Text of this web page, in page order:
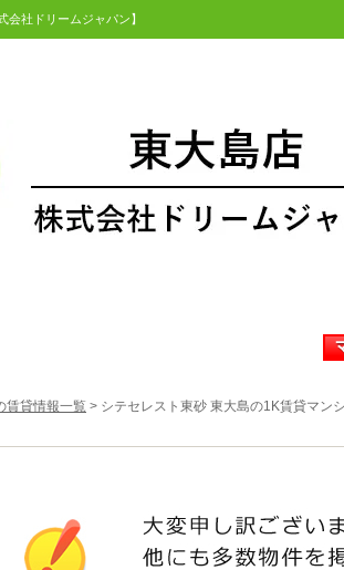
社ドリームジャパン】
賃貸情報一覧 > シテセレスト東砂 東大島の1K賃貸マン